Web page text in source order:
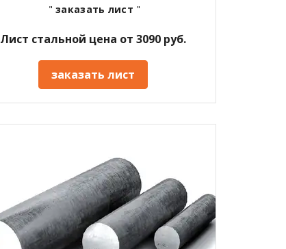
"заказать лист "
Лист стальной цена от 3090 руб.
заказать лист